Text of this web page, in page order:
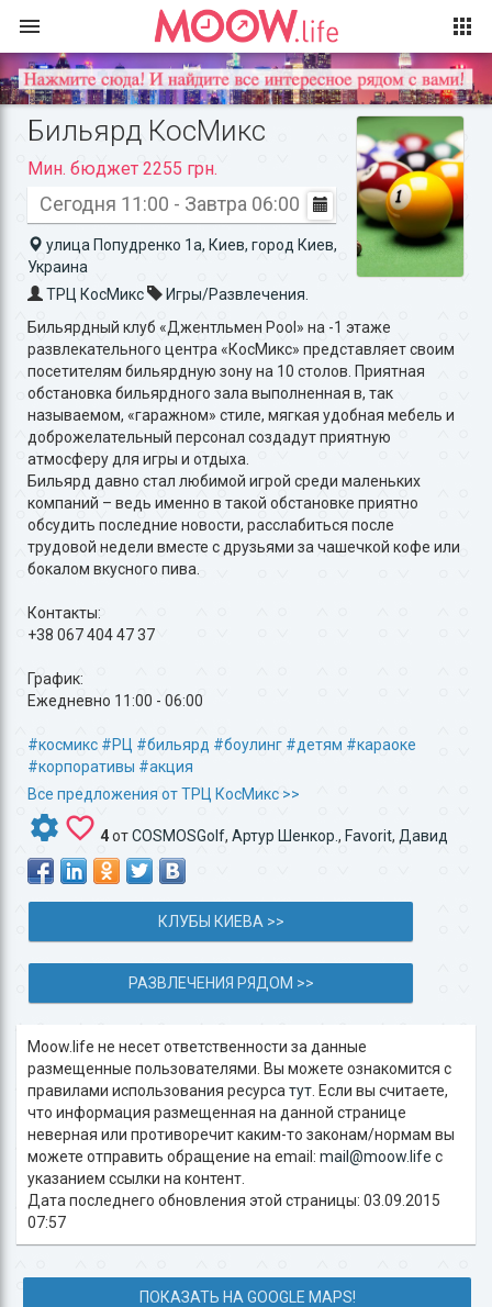
Бильярд КосМикс
Мин. бюджет 2255 грн.
Сегодня 11:00 - Завтра 06:00
улица Попудренко 1а, Киев, город Киев,
Украина
ТРЦ КосМикс
Игры/Развлечения.
Бильярдный клуб «Джентльмен Pool» на -1 этаже
развлекательного центра «КосМикс» представляет своим
посетителям бильярдную зону на 10 столов. Приятная
обстановка бильярдного зала выполненная в, так
называемом, «гаражном» стиле, мягкая удобная мебель и
доброжелательный персонал создадут приятную
атмосферу для игры и отдыха.
Бильярд давно стал любимой игрой среди маленьких
компаний – ведь именно в такой обстановке приятно
обсудить последние новости, расслабиться после
трудовой недели вместе с друзьями за чашечкой кофе или
бокалом вкусного пива.
Контакты:
+38 067 404 47 37
График:
Ежедневно 11:00 - 06:00
#космикс #РЦ #бильярд #боулинг #детям #караоке
#корпоративы #акция
Все предложения от ТРЦ КосМикс >>
4отCOSMOSGolf, Артур Шенкор. , Favorit, Давид
КЛУБЫ КИЕВА >>
РАЗВЛЕЧЕНИЯ РЯДОМ >>
Moow.life не несет ответственности за данные
размещенные пользователями. Вы можете ознакомится с
правилами использования ресурса тут . Если вы считаете,
что информация размещенная на данной странице
неверная или противоречит каким-то законам/нормам вы
можете отправить обращение на email: mail@moow.life c
указанием ссылки на контент.
Дата последнего обновления этой страницы: 03.09.2015
07:57
ПОКАЗАТЬ НА GOOGLE MAPS!